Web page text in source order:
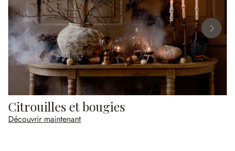
Citrouilles et bougies
Découvrir maintenant